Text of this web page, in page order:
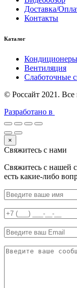
Доставка/
Контакты
Каталог
Кондиционеры
Вентиляция
Слаботочные
© Россайт 2021.
Разработано в
×
Свяжитесь с нами
Свяжитесь с нашей
есть какие-либо